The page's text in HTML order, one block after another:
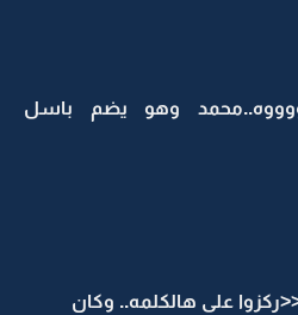
وهو يضم باسل
على هالكلمه.. وكان